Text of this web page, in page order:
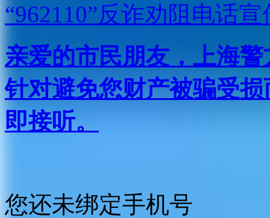
“962110”反诈劝阻电话宣
亲爱的市民朋友，上海
针对避免您财产被骗受
即接听。
您还未绑定手机号